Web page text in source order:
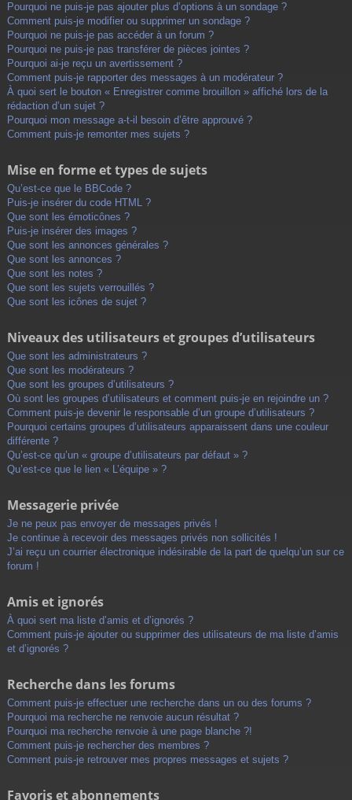
Pourquoi ne puis-je pas ajouter plus d’options à un sondage ?
Comment puis-je modifier ou supprimer un sondage ?
Pourquoi ne puis-je pas accéder à un forum ?
Pourquoi ne puis-je pas transférer de pièces jointes ?
Pourquoi ai-je reçu un avertissement ?
Comment puis-je rapporter des messages à un modérateur ?
À quoi sert le bouton « Enregistrer comme brouillon » affiché lors de la
rédaction d’un sujet ?
Pourquoi mon message a-t-il besoin d’être approuvé ?
Comment puis-je remonter mes sujets ?
Mise en forme et types de sujets
Qu’est-ce que le BBCode ?
Puis-je insérer du code HTML ?
Que sont les émoticônes ?
Puis-je insérer des images ?
Que sont les annonces générales ?
Que sont les annonces ?
Que sont les notes ?
Que sont les sujets verrouillés ?
Que sont les icônes de sujet ?
Niveaux des utilisateurs et groupes d’utilisateurs
Que sont les administrateurs ?
Que sont les modérateurs ?
Que sont les groupes d’utilisateurs ?
Où sont les groupes d’utilisateurs et comment puis-je en rejoindre un ?
Comment puis-je devenir le responsable d’un groupe d’utilisateurs ?
Pourquoi certains groupes d’utilisateurs apparaissent dans une couleur
différente ?
Qu’est-ce qu’un « groupe d’utilisateurs par défaut » ?
Qu’est-ce que le lien « L’équipe » ?
Messagerie privée
Je ne peux pas envoyer de messages privés !
Je continue à recevoir des messages privés non sollicités !
J’ai reçu un courrier électronique indésirable de la part de quelqu’un sur ce
forum !
Amis et ignorés
À quoi sert ma liste d’amis et d’ignorés ?
Comment puis-je ajouter ou supprimer des utilisateurs de ma liste d’amis
et d’ignorés ?
Recherche dans les forums
Comment puis-je effectuer une recherche dans un ou des forums ?
Pourquoi ma recherche ne renvoie aucun résultat ?
Pourquoi ma recherche renvoie à une page blanche ?!
Comment puis-je rechercher des membres ?
Comment puis-je retrouver mes propres messages et sujets ?
Favoris et abonnements